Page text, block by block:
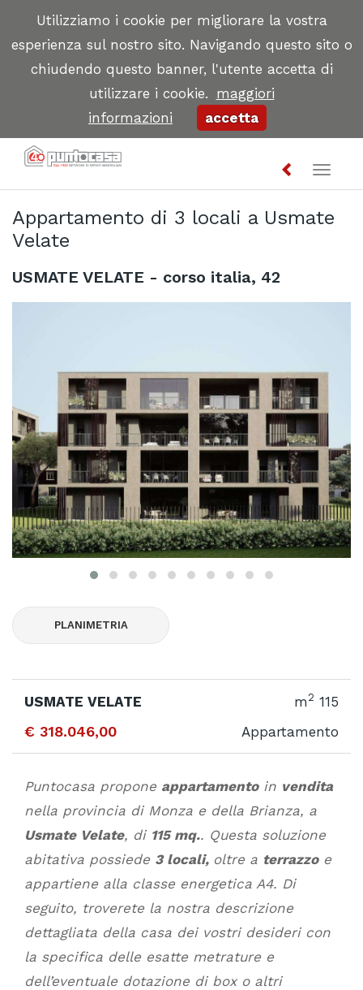
Utilizziamo i cookie per migliorare la vostra
esperienza sul nostro sito. Navigando questo sito o
chiudendo questo banner, l'utente accetta di
utilizzare i cookie. maggiori
informazioni
accetta
Toggle
Appartamento di 3 locali a Usmate
Velate
USMATE VELATE - corso italia, 42
PLANIMETRIA
USMATE VELATE m2 115
€ 318.046,00 Appartamento
Puntocasa propone appartamentoin vendita
nella provincia di Monza e della Brianza, a
Usmate Velate, di 115 mq.. Questa soluzione
abitativa possiede 3 locali, oltre a terrazzoe
appartiene alla classe energetica A4. Di
seguito, troverete la nostra descrizione
dettagliata della casa dei vostri desideri con
la specifica delle esatte metrature e
dell’eventuale dotazione di box o altri